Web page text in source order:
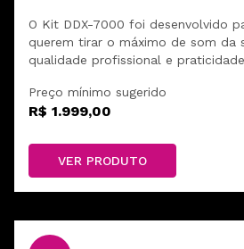
O Kit DDX-7000 foi desenvolvido
querem tirar o máximo de som da
qualidade profissional e
Preço mínimo sugerido
R$ 1.999,00
VER PRODUTO